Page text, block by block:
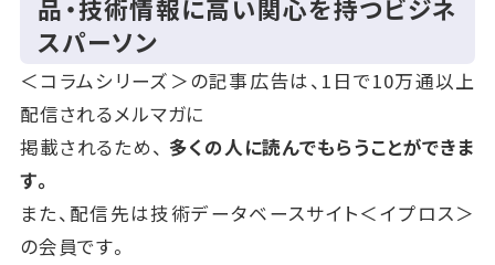
品・技術情報に高い関心を持つビジネ
スパーソン
＜コラムシリーズ＞の記事広告は、1日で10万通以上
配信されるメルマガに
掲載されるため、 多くの人に読んでもらうことができま
す。
また、配信先は技術データベースサイト＜イプロス＞
の会員です。